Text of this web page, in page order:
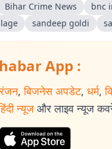
Bihar Crime News
bnc
sandeep goldi
App :
, बिजनेस अपडेट, धर्म,
न्यूज और लाइव न्यूज